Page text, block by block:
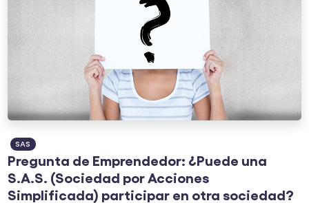
SAS
Pregunta de Emprendedor: ¿Puede una
S.A.S. (Sociedad por Acciones
Simplificada) participar en otra sociedad?